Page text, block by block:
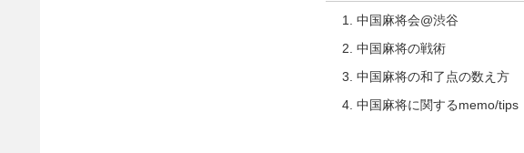
中国麻将会@渋谷
中国麻将の戦術
中国麻将の和了点の数え方
中国麻将に関するmemo/tips